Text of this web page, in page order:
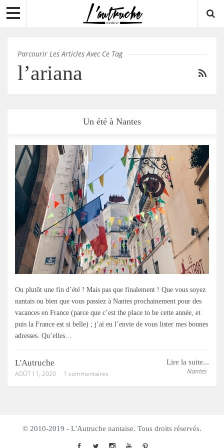
Parcourir Les Articles Avec Ce Tag
l’ariana
Un été à Nantes
Ou plutôt une fin d’été ! Mais pas que finalement ! Que vous soyez
nantais ou bien que vous passiez à Nantes prochainement pour des
vacances en France (parce que c’est the place to be cette année, et
puis la France est si belle) ; j’ai eu l’envie de vous lister mes bonnes
adresses. Qu’elles…
Lire la suite...
Nantes
L'Autruche
AOÛT 11, 2020 1 commentaires
© 2010-2019 - L'Autruche nantaise. Tous droits réservés.